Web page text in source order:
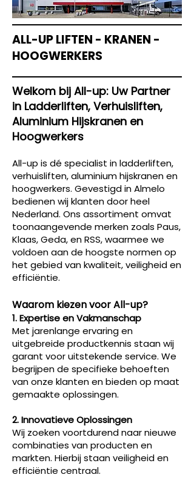
ALL-UP LIFTEN - KRANEN -
HOOGWERKERS
Welkom bij All-up: Uw Partner
in Ladderliften, Verhuisliften,
Aluminium Hijskranen en
Hoogwerkers
All-up is dé specialist in ladderliften,
verhuisliften, aluminium hijskranen en
hoogwerkers. Gevestigd in Almelo
bedienen wij klanten door heel
Nederland. Ons assortiment omvat
toonaangevende merken zoals Paus,
Klaas, Geda, en RSS, waarmee we
voldoen aan de hoogste normen op
het gebied van kwaliteit, veiligheid en
efficiëntie.
Waarom kiezen voor All-up?
1. Expertise en Vakmanschap
Met jarenlange ervaring en
uitgebreide productkennis staan wij
garant voor uitstekende service. We
begrijpen de specifieke behoeften
van onze klanten en bieden op maat
gemaakte oplossingen.
2. Innovatieve Oplossingen
Wij zoeken voortdurend naar nieuwe
combinaties van producten en
markten. Hierbij staan veiligheid en
efficiëntie centraal.